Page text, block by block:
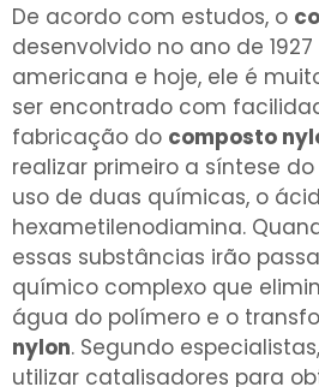
De acordo com estudos, o
desenvolvido no ano de
americana e hoje, ele é
ser encontrado com
fabricação do composto
realizar primeiro a síntese
uso de duas químicas, o
hexametilenodiamina.
essas substâncias irão
químico complexo que
água do polímero e o
nylon. Segundo
utilizar catalisadores para